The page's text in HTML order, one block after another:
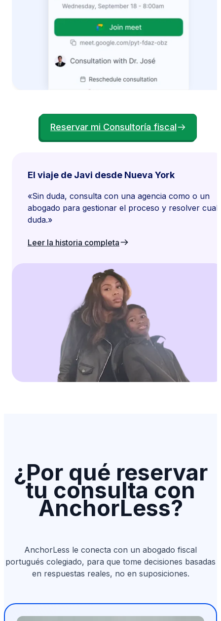
Reservar mi Consultoría fiscal
El viaje de Javi desde Nueva York
«Sin duda, consulta con una agencia como o un
abogado para gestionar el proceso y resolver
duda.»
Leer la historia completa
¿Por qué reservar
tu consulta con
AnchorLess?
AnchorLess le conecta con un abogado fiscal
portugués colegiado, para que tome decisiones basadas
en respuestas reales, no en suposiciones.